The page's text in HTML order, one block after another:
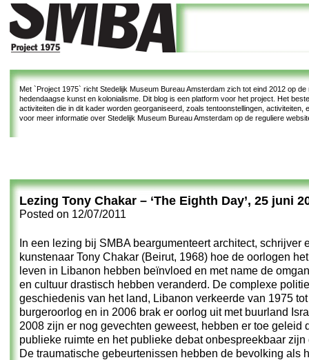
Met `Project 1975` richt Stedelijk Museum Bureau Amsterdam zich tot eind 2012 op
hedendaagse kunst en kolonialisme. Dit blog is een platform voor het project. Het
activiteiten die in dit kader worden georganiseerd, zoals tentoonstellingen,
voor meer informatie over Stedelijk Museum Bureau Amsterdam op de reguliere
Lezing Tony Chakar – ‘The Eighth Day’, 25 juni
Posted on 12/07/2011
In een lezing bij SMBA beargumenteert architect, schrijver
kunstenaar Tony Chakar (Beirut, 1968) hoe de oorlogen
leven in Libanon hebben beïnvloed en met name de
en cultuur drastisch hebben veranderd. De complexe
geschiedenis van het land, Libanon verkeerde van 1975
burgeroorlog en in 2006 brak er oorlog uit met buurland
2008 zijn er nog gevechten geweest, hebben er toe geleid
publieke ruimte en het publieke debat onbespreekbaar zijn
De traumatische gebeurtenissen hebben de bevolking als